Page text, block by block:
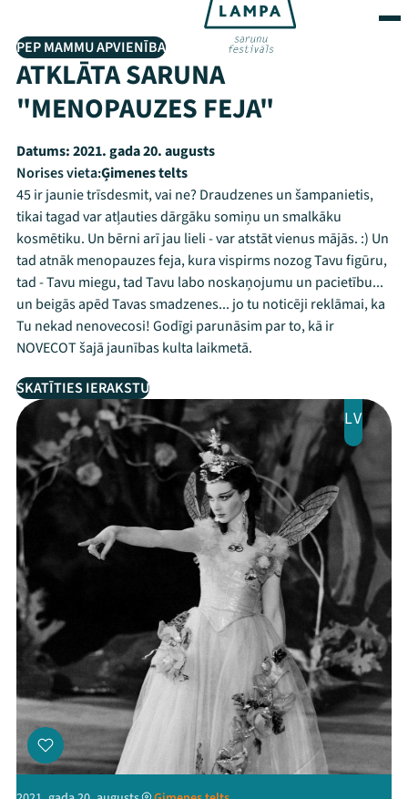
PEP MAMMU APVIENĪBA
ATKLĀTA SARUNA
"MENOPAUZES FEJA"
Datums:2021. gada 20. augusts
Norises vieta:Ģimenes telts
45 ir jaunie trīsdesmit, vai ne? Draudzenes un šampanietis,
tikai tagad var atļauties dārgāku somiņu un smalkāku
kosmētiku. Un bērni arī jau lieli - var atstāt vienus mājās. :) Un
tad atnāk menopauzes feja, kura vispirms nozog Tavu figūru,
tad - Tavu miegu, tad Tavu labo noskaņojumu un pacietību...
un beigās apēd Tavas smadzenes... jo tu noticēji reklāmai, ka
Tu nekad nenovecosi! Godīgi parunāsim par to, kā ir
NOVECOT šajā jaunības kulta laikmetā.
SKATĪTIES IERAKSTU
LV